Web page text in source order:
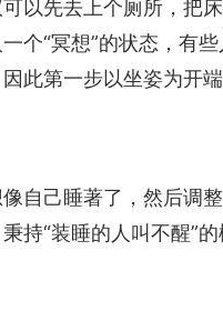
以先去上个厕所，把
个“冥想”的状态，有
此第一步以坐姿为开
自己睡著了，然后调
持“装睡的人叫不醒”